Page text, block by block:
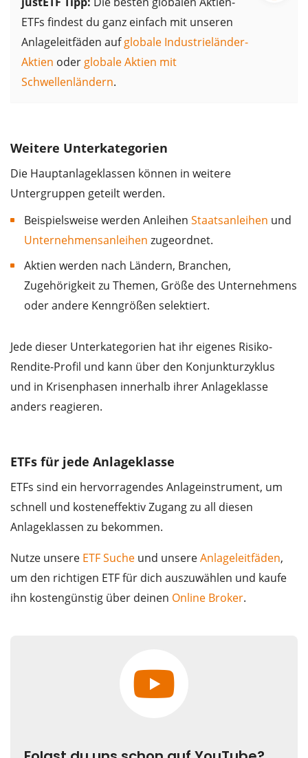
ETFs findest du ganz einfach mit unseren
Anlageleitfäden aufglobale Industrieländer-
Aktien oder globale Aktien mit
Schwellenländern.
Weitere Unterkategorien
Die Hauptanlageklassen können in weitere
Untergruppen geteilt werden.
Beispielsweise werden Anleihen Staatsanleihen und
Unternehmensanleihen zugeordnet.
Aktien werden nach Ländern, Branchen,
Zugehörigkeit zu Themen, Größe des Unternehmens
oder andere Kenngrößen selektiert.
Jede dieser Unterkategorien hat ihr eigenes Risiko-
Rendite-Profil und kann über den Konjunkturzyklus
und in Krisenphasen innerhalb ihrer Anlageklasse
anders reagieren.
ETFs für jede Anlageklasse
ETFs sind ein hervorragendes Anlageinstrument, um
schnell und kosteneffektiv Zugang zu all diesen
Anlageklassen zu bekommen.
Nutze unsere ETF Suche und unsereAnlageleitfäden,
um den richtigen ETF für dich auszuwählen und kaufe
ihn kostengünstig über deinen Online Broker.